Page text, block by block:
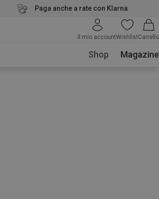
Paga anche a rate con Klarna
Il mio accountWishlistCarrello
Shop Magazine